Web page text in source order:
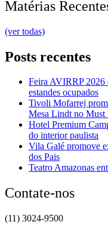
Matérias
(ver todas)
Posts recentes
Feira AVIRRP 2026
estandes ocupados
Tivoli Mofarrej
Mesa Lindt no Must
Hotel Premium
do interior paulista
Vila Galé promove
dos Pais
Teatro Amazonas
Contate-nos
(11) 3024-9500